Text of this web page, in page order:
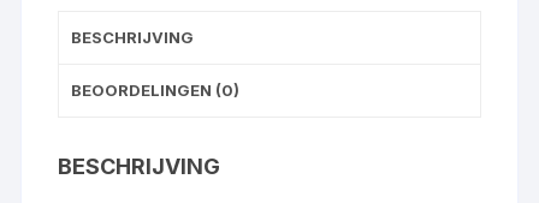
BESCHRIJVING
BEOORDELINGEN (0)
BESCHRIJVING